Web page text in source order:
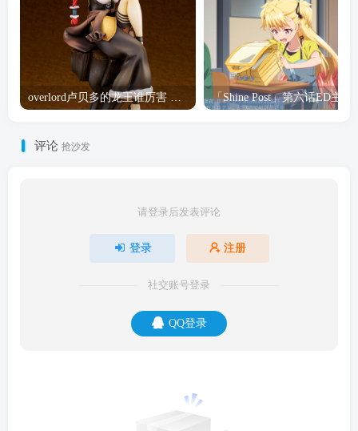
评论 抢沙发
请登录后发表评论
登录 注册
社交账号登录
QQ登录